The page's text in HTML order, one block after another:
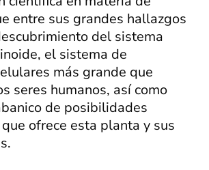
entre sus grandes hallazgos
del sistema
el sistema de
más grande que
seres humanos, así como
de posibilidades
ofrece esta planta y sus